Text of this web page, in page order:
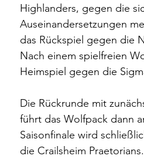
Highlanders, gegen die
Auseinandersetzungen
das Rückspiel gegen die
Nach einem spielfreien
Heimspiel gegen die
Die Rückrunde mit
führt das Wolfpack dann
Saisonfinale wird
die Crailsheim Praetorians.